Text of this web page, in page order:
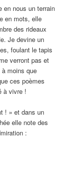
en nous un terrain
en mots, elle
des rideaux
Je devine un
foulant le tapis
verront pas et
moins que
ces poèmes
à vivre !
! » et dans un
elle note des
: